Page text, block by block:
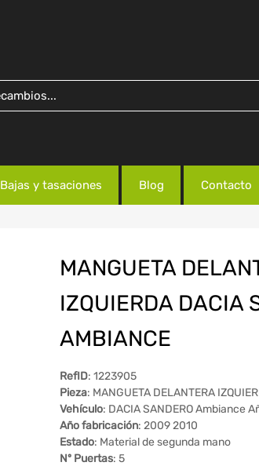
Bajas y tasaciones Blog Contacto
MANGUETA
IZQUIERDA DACIA
AMBIANCE
RefID: 1223905
Pieza: MANGUETA DELANTERA
Vehículo: DACIA SANDERO Ambiance
Año fabricación: 2009 2010
Estado: Material de segunda mano
Nº Puertas: 5